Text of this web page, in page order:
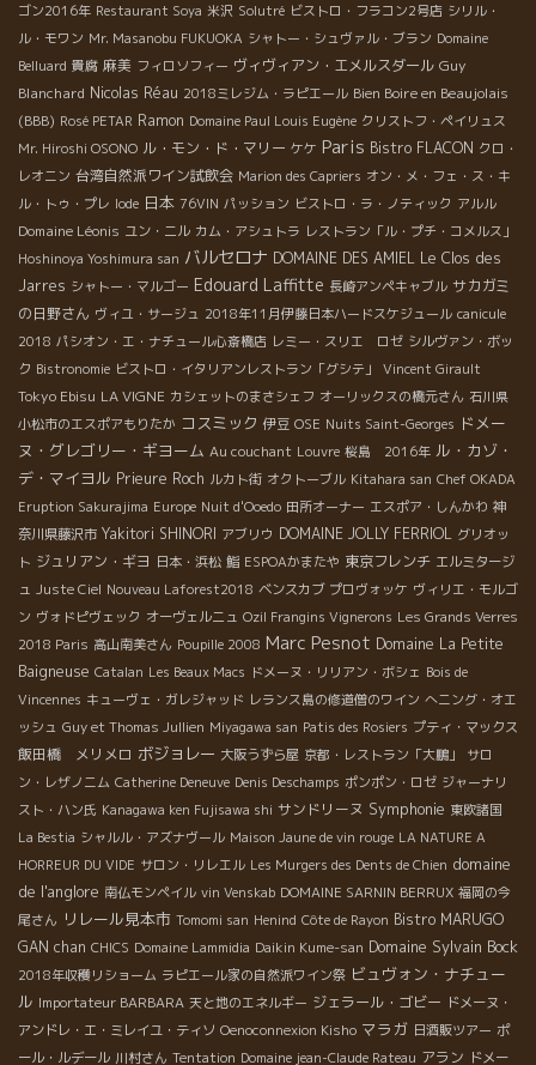
ゴン2016年 Restaurant Soya 米沢 Solutré ビストロ・フラコン2号店 シリル・
ル・モワン Mr. Masanobu FUKUOKA シャトー・シュヴァル・ブラン Domaine
Belluard 貴腐 麻美 フィロソフィー ヴィヴィアン・エメルスダール Guy
Blanchard Nicolas Réau 2018ミレジム・ラピエール Bien Boire en Beaujolais
(BBB) Rosé PETAR Ramon Domaine Paul Louis Eugène クリストフ・ペイリュス
Mr. Hiroshi OSONO ル・モン・ド・マリー ケケ Paris Bistro FLACON クロ・
レオニン 台湾自然派ワイン試飲会 Marion des Capriers オン・メ・フェ・ス・キ
ル・トゥ・プレ Iode 日本 76VIN パッション ビストロ・ラ・ノティック アルル
Domaine Léonis ユン・ニル カム・アシュトラ レストラン「ル・プチ・コメルス」
Hoshinoya Yoshimura san バルセロナ DOMAINE DES AMIEL Le Clos des
Jarres シャトー・マルゴー Edouard Laffitte 長崎アンペキャブル サカガミ
の日野さん ヴィユ・サージュ 2018年11月伊藤日本ハードスケジュール canicule
2018 パシオン・エ・ナチュール心斎橋店 レミー・スリエ ロゼ シルヴァン・ボッ
ク Bistronomie ビストロ・イタリアンレストラン「グシテ」 Vincent Girault
Tokyo Ebisu LA VIGNE カシェットのまさシェフ オーリックスの橋元さん 石川県
小松市のエスポアもりたか コスミック 伊豆 OSE Nuits Saint-Georges ドメー
ヌ・グレゴリー・ギヨーム Au couchant Louvre 桜島 2016年 ル・カゾ・
デ・マイヨル Prieure Roch ルカト街 オクトーブル Kitahara san Chef OKADA
Eruption Sakurajima Europe Nuit d'Ooedo 田所オーナー エスポア・しんかわ 神
奈川県藤沢市 Yakitori SHINORI アブリウ DOMAINE JOLLY FERRIOL グリオッ
ト ジュリアン・ギヨ 日本・浜松 鮨 ESPOAかまたや 東京フレンチ エルミタージ
ュ Juste Ciel Nouveau Laforest2018 ベンスカブ プロヴォッケ ヴィリエ・モルゴ
ン ヴォドピヴェック オーヴェルニュ Ozil Frangins Vignerons Les Grands Verres
2018 Paris 高山南美さん Poupille 2008 Marc Pesnot Domaine La Petite
Baigneuse Catalan Les Beaux Macs ドメーヌ・リリアン・ボシェ Bois de
Vincennes キューヴェ・ガレジャッド レランス島の修道僧のワイン へニング・オエ
ッシュ Guy et Thomas Jullien Miyagawa san Patis des Rosiers プティ・マックス
飯田橋 メリメロ ボジョレー 大阪うずら屋 京都・レストラン「大鵬」
サロ
ン・レザノニム Catherine Deneuve Denis Deschamps ポンポン・ロゼ ジャーナリ
スト・ハン氏 Kanagawa ken Fujisawa shi サンドリーヌ Symphonie 東欧諸国
La Bestia シャルル・アズナヴール Maison Jaune de vin rouge LA NATURE A
HORREUR DU VIDE サロン・リレエル Les Murgers des Dents de Chien domaine
de l'anglore 南仏モンペイル vin Venskab DOMAINE SARNIN BERRUX 福岡の今
尾さん リレール見本市 Tomomi san Henind Côte de Rayon Bistro MARUGO
GAN chan CHICS Domaine Lammidia Daikin Kume-san Domaine Sylvain Bock
2018年収穫リショーム ラピエール家の自然派ワイン祭 ビュヴォン・ナチュー
ル Importateur BARBARA 天と地のエネルギー ジェラール・ゴビー ドメーヌ・
アンドレ・エ・ミレイユ・ティソ Oenoconnexion Kisho マラガ 日酒販ツアー ポ
ール・ルデール 川村さん Tentation Domaine jean-Claude Rateau アラン ドメー